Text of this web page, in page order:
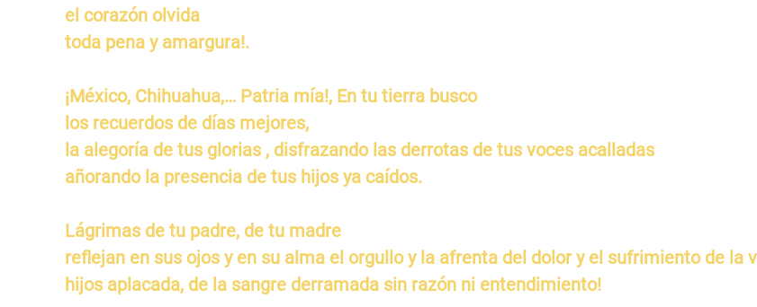
el corazón olvida
toda pena y amargura!.
¡México, Chihuahua,… Patria mía!, En tu tierra busco
los recuerdos de días mejores,
la alegoría de tus glorias , disfrazando las derrotas de tus voces acalladas
añorando la presencia de tus hijos ya caídos.
Lágrimas de tu padre, de tu madre
reflejan en sus ojos y en su alma el orgullo y la afrenta del dolor y el sufrimiento de la
hijos aplacada, de la sangre derramada sin razón ni entendimiento!